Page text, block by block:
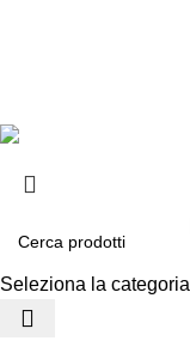
Seleziona la categoria